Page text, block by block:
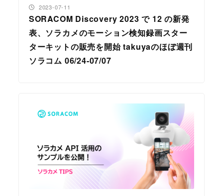
SORACOM Discovery 2023 で 12 の新発
表、ソラカメのモーション検知録画スター
ターキットの販売を開始 takuyaのほぼ週刊
ソラコム 06/24-07/07
投稿日
2023-07-11